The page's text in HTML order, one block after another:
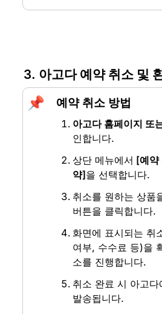
3. 아고다 예약 취소 및
📌 예약 취소 방법
아고다 홈페이지 또
인합니다.
상단 메뉴에서 [예약
약]을 선택합니다.
취소를 원하는 상품
버튼을 클릭합니다.
화면에 표시되는 취
여부, 수수료 등)을
소를 진행합니다.
취소 완료 시 아고
발송됩니다.